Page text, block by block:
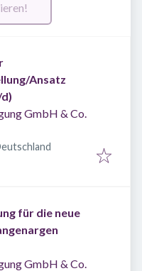
Ansatz
GmbH & Co.
für die neue
GmbH & Co.